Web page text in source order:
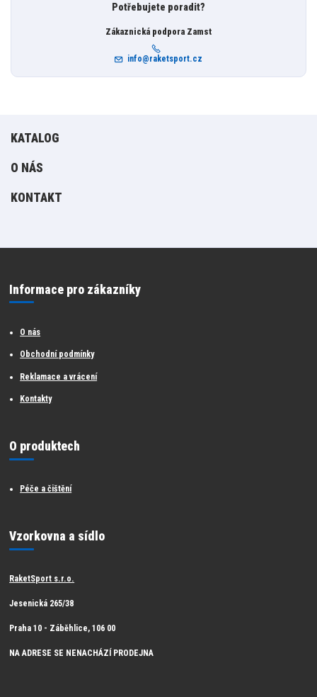
Potřebujete poradit?
Zákaznická podpora Zamst
info@raketsport.cz
KATALOG
O NÁS
KONTAKT
Informace pro zákazníky
O nás
Obchodní podmínky
Reklamace a vrácení
Kontakty
O produktech
Péče a čištění
Vzorkovna a sídlo
RaketSport s.r.o.
Jesenická 265/38
Praha 10 - Záběhlice, 106 00
NA ADRESE SE NENACHÁZÍ PRODEJNA